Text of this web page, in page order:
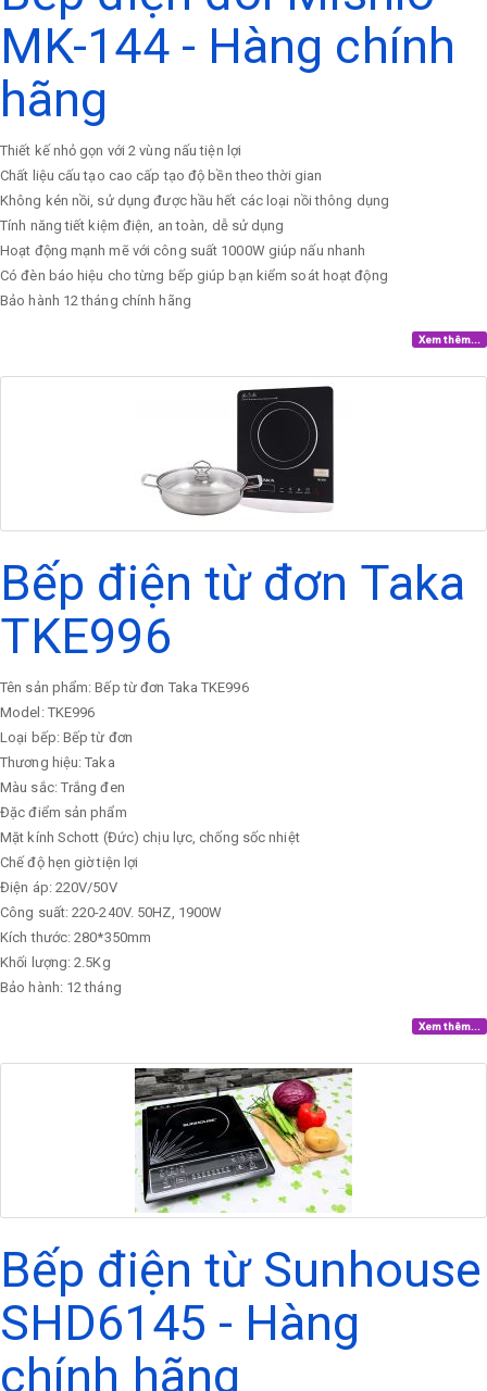
MK-144 - Hàng chính
hãng
Thiết kế nhỏ gọn với 2 vùng nấu tiện lợi
Chất liệu cấu tạo cao cấp tạo độ bền theo thời gian
Không kén nồi, sử dụng được hầu hết các loại nồi thông dụng
Tính năng tiết kiệm điện, an toàn, dễ sử dụng
Hoạt động mạnh mẽ với công suất 1000W giúp nấu nhanh
Có đèn báo hiệu cho từng bếp giúp bạn kiểm soát hoạt động
Bảo hành 12 tháng chính hãng
Xem thêm...
Bếp điện từ đơn Taka
TKE996
Tên sản phẩm: Bếp từ đơn Taka TKE996
Model: TKE996
Loại bếp: Bếp từ đơn
Thương hiệu: Taka
Màu sắc: Trắng đen
Đặc điểm sản phẩm
Mặt kính Schott (Đức) chịu lực, chống sốc nhiệt
Chế độ hẹn giờ tiện lợi
Điện áp: 220V/50V
Công suất: 220-240V. 50HZ, 1900W
Kích thước: 280*350mm
Khối lượng: 2.5Kg
Bảo hành: 12 tháng
Xem thêm...
Bếp điện từ Sunhouse
SHD6145 - Hàng
chính hãng